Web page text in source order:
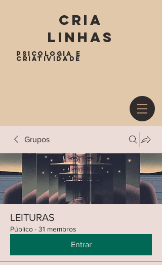
cria
linhas
psicologia e
criatividade
Grupos
LEITURAS
Público · 31 membros
Entrar